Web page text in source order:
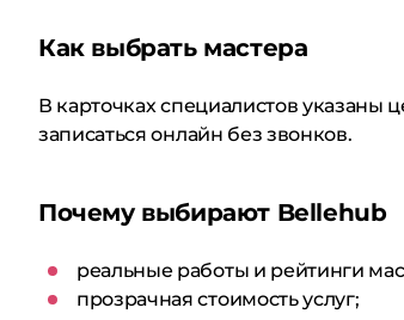
Как выбрать мастера
В карточках специалистов указаны
записаться онлайн без звонков.
Почему выбирают Bellehub
реальные работы и рейтинги
прозрачная стоимость услуг;